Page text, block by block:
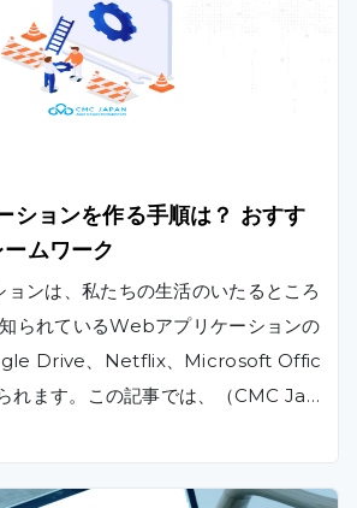
ションを作る手順は？ おすす
ムワーク
ンは、私たちの生活のいたるところ
られているWebアプリケーションの
Drive、Netflix、Microsoft Offic
れます。この記事では、（CMC Jap
を定義する段階からローンチする段